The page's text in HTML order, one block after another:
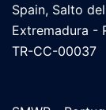
Spain, Salto
Extremadura -
TR-CC-00037